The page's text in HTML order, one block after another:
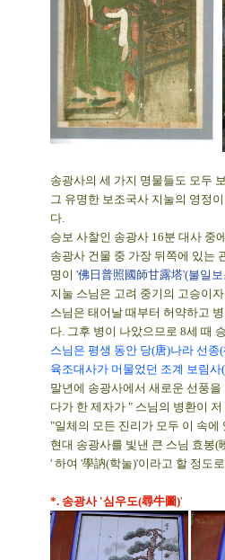
송광사의 세 가지 명물들도 모두
그 유명한 보조국사 지눌의 영정
다.
승보 사찰인 송광사 16분 대사 중
송광사 건물 중 가장 뒤쪽에 있는
명이 '佛日普照國師甘露塔'(불일
지눌 스님은 고려 중기의 고승이
스님은 태어날 때부터 허약하고
다. 그후 병이 나았으므로 8세 때
스님은 평생 동안 당(唐)나라 선
육조대사가 머물었던 조계 보림
말년에 송광사에서 새로운 선풍
다가 한 제자가 " 스님의 병환이
"일체의 모든 진리가 모두 이 속에
현대 송광사를 빛낸 큰 스님 효봉
' 하여 '學訥(학눌)'이라고 할 정도
*. 송광사 '심우도(尋牛圖)'